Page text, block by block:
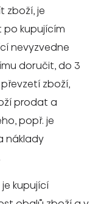
zboží, je
kupujícím
nevyzvedne
doručit, do 3
zboží,
prodat a
popř. je
náklady
kupující